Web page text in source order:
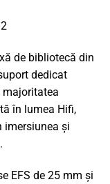
de bibliotecă din
dedicat
majoritatea
în lumea Hifi,
imersiunea și
EFS de 25 mm și